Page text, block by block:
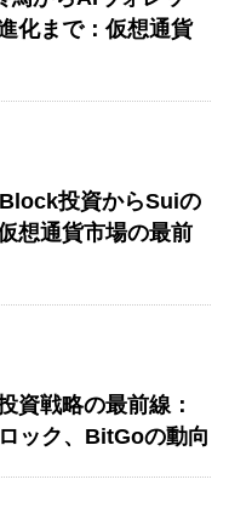
化まで：仮想通貨
投資からSuiの
想通貨市場の最前
資戦略の最前線：
ック、BitGoの動向